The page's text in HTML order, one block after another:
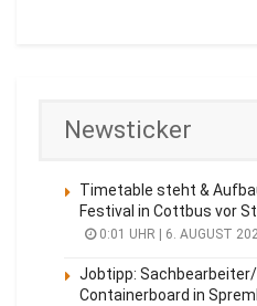
Newsticker
Timetable steht &
Festival in Cottbus vor
0:01 UHR | 6. AUGUST
Jobtipp:
Containerboard in